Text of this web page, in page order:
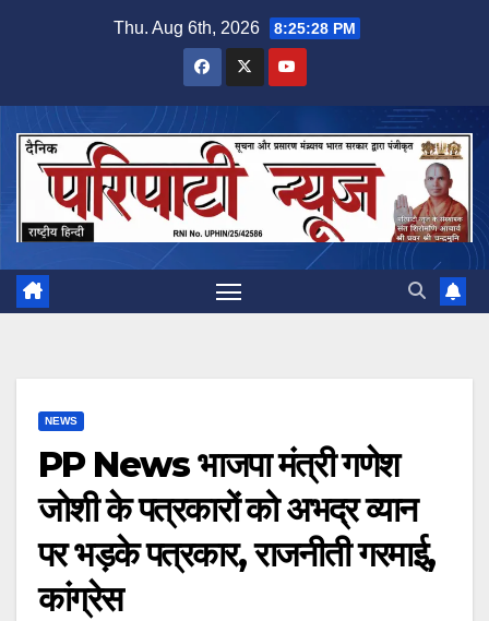
Thu. Aug 6th, 2026 8:25:28 PM
NEWS
PP News भाजपा मंत्री गणेश
जोशी के पत्रकारों को अभद्र व्यान
पर भड़के पत्रकार, राजनीती गरमाई,
कांग्रेस